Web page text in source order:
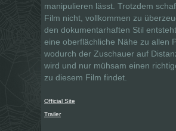
manipulieren lässt. Trotzdem
Film nicht, vollkommen zu
den dokumentarhaften Stil
eine oberflächliche Nähe zu allen
wodurch der Zuschauer auf
wird und nur mühsam einen
zu diesem Film findet.
Official Site
Trailer